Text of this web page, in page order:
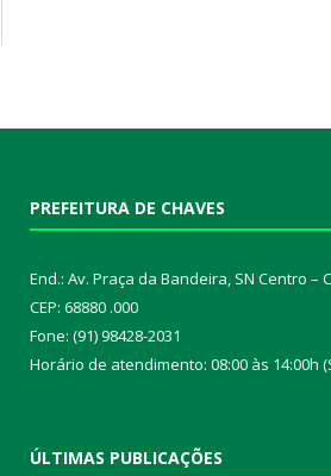
PREFEITURA DE CHAVES
End.: Av. Praça da Bandeira, SN Centro –
CEP: 68880 .000
Fone: (91) 98428-2031
Horário de atendimento: 08:00 às 14:00h
ÚLTIMAS PUBLICAÇÕES